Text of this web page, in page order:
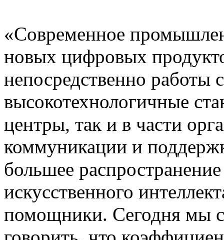
«Современное
новых цифровых
непосредственно работы
высокотехнологичные
центры, так и в части
коммуникации и
большее
искусственного
помощники. Сегодня мы